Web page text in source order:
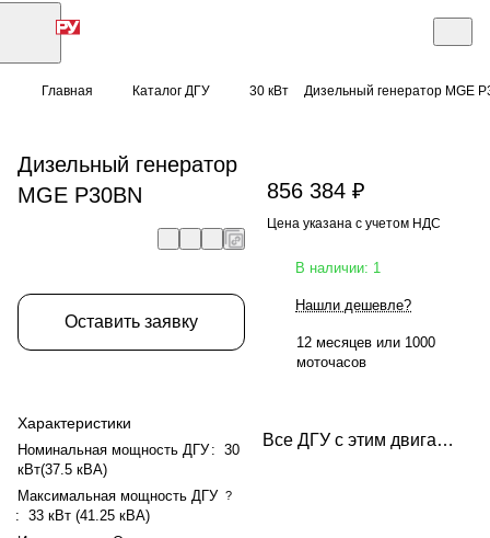
Главная Каталог ДГУ 30 кВт Дизельный генератор MGE
Дизельный генератор
MGE P30BN
Оставить заявку
Характеристики
Номинальная мощность ДГУ : 30
кВт(37.5 кВА)
Максимальная мощность ДГУ ?
: 33 кВт (41.25 кВА)
856 384 ₽
Цена указана с учетом НДС
В наличии: 1
Нашли дешевле?
12 месяцев или 1000
моточасов
Все ДГУ с этим двигателем